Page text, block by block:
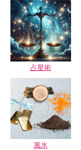
占星術
風水